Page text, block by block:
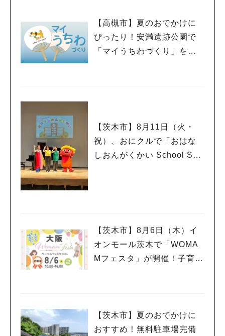
【高槻市】夏のおでかけに
ぴったり！安満遺跡公園で
「マイうちわづくり」を開
【茨木市】8月11日（火・
祝）、おにクルで「おはな
しおんがくかい School Son
【茨木市】8月6日（木）イ
オンモール茨木で「WOMA
Mフェスタ」が開催！子育て
【茨木市】夏のおでかけに
おすすめ！無料駐車場完備
人気のキーワード